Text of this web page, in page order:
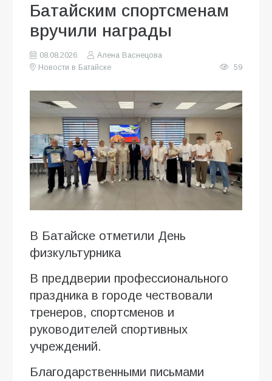
Батайским спортсменам
вручили награды
08.08.2026
Алена Васнецова
Новости в Батайске
59
В Батайске отметили День
физкультурника
В преддверии профессионального
праздника в городе чествовали
тренеров, спортсменов и
руководителей спортивных
учреждений.
Благодарственными письмами